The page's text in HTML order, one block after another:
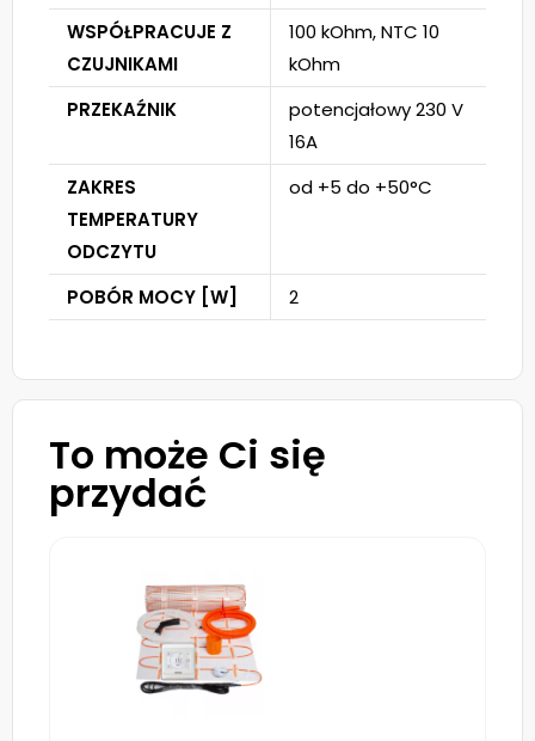
WSPÓŁPRACUJE Z
CZUJNIKAMI
100 kOhm, NTC 10
kOhm
PRZEKAŹNIK
potencjałowy 230 V
16A
ZAKRES
TEMPERATURY
ODCZYTU
od +5 do +50°C
POBÓR MOCY [W] 2
To może Ci się
przydać